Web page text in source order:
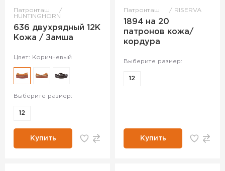
Патронташ
HUNTINGHORN
636 двухрядный 12К
Кожа / Замша
Цвет: Коричневый
Выберите размер:
12
Купить
Патронташ RISERVA
1894 на 20
патронов кожа/
кордура
Выберите размер:
12
Купить